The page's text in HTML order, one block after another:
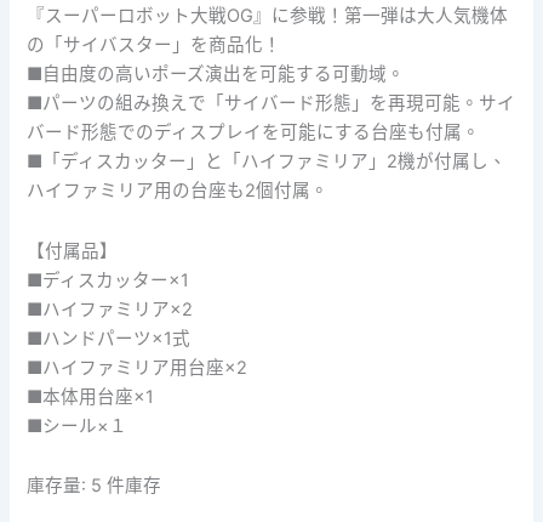
格：
NT$1,015。
格：
NT$965。
『スーパーロボット大戦OG』に参戦！第一弾は大人気機体
の「サイバスター」を商品化！
■自由度の高いポーズ演出を可能する可動域。
■パーツの組み換えで「サイバード形態」を再現可能。サイ
バード形態でのディスプレイを可能にする台座も付属。
■「ディスカッター」と「ハイファミリア」2機が付属し、
ハイファミリア用の台座も2個付属。
【付属品】
■ディスカッター×1
■ハイファミリア×2
■ハンドパーツ×1式
■ハイファミリア用台座×2
■本体用台座×1
■シール×１
庫存量: 5 件庫存